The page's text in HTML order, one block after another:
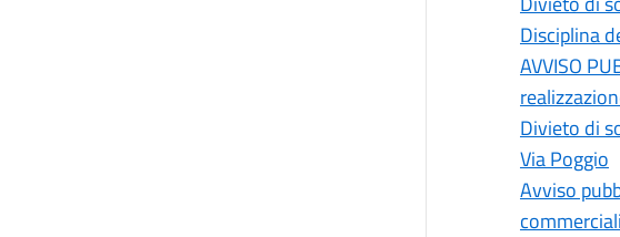
Disciplina
AVVISO
Divieto di
Via Poggio
Avviso